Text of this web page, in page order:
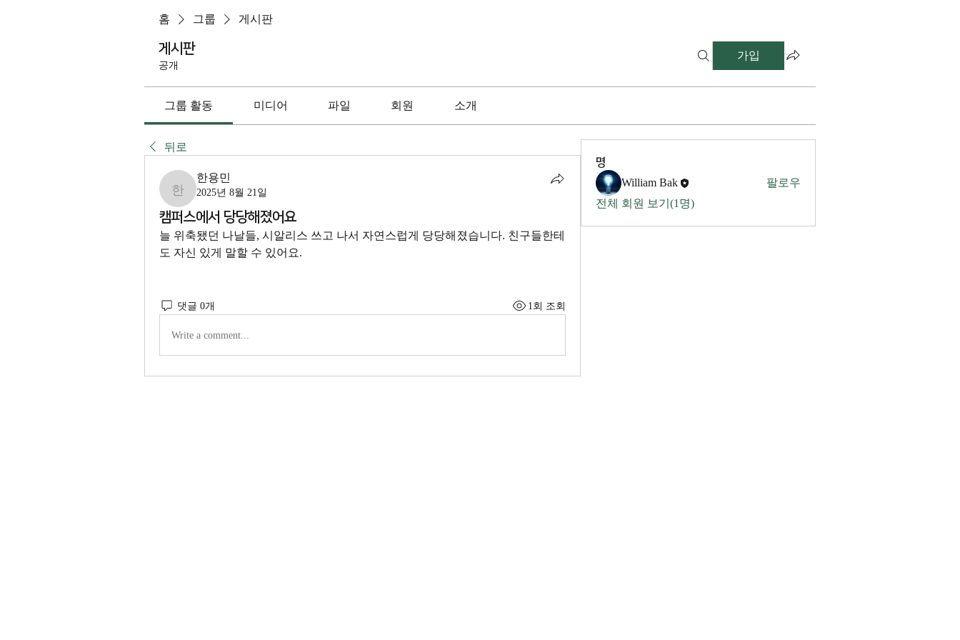
홈 그룹 게시판
게시판
공개
가입
그룹 활동 미디어 파일 회원 소개
뒤로
한용민
한용민
2025년 8월 21일
캠퍼스에서 당당해졌어요
늘 위축됐던 나날들, 시알리스 쓰고 나서 자연스럽게 당당해졌습니다. 친구들한테
도 자신 있게 말할 수 있어요.
댓글 0개 1회 조회
Write a comment...
명
William Bak
팔로우
전체 회원 보기(1명)